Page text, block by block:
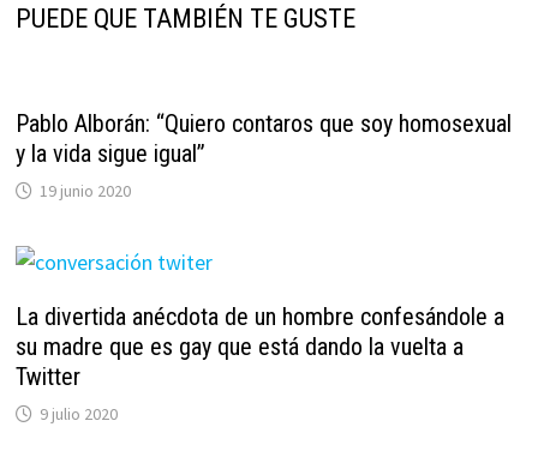
PUEDE QUE TAMBIÉN TE GUSTE
Pablo Alborán: “Quiero contaros que soy homosexual
y la vida sigue igual”
19 junio 2020
La divertida anécdota de un hombre confesándole a
su madre que es gay que está dando la vuelta a
Twitter
9 julio 2020